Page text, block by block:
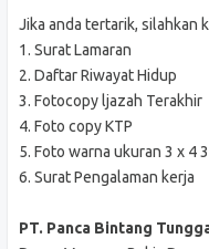
Jika anda tertarik, silahkan
1. Surat Lamaran
2. Daftar Riwayat Hidup
3. Fotocopy ljazah Terakhir
4. Foto copy KTP
5. Foto warna ukuran 3 x 4
6. Surat Pengalaman kerja
PT. Panca Bintang